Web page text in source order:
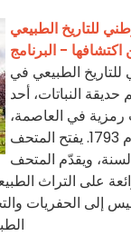
للتاريخ الطبيعي
- البرنامج
الطبيعي في
النباتات، أحد
في العاصمة،
حيث تأسس عام 1793. يفتح المتحف
ويقدّم المتحف
على التراث
إلى الحفريات